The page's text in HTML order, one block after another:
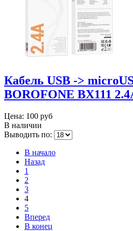
Кабель USB ->
BOROFONE BX111
Цена: 100 руб
В наличии
Выводить по:
В начало
Назад
1
2
3
4
5
Вперед
В конец